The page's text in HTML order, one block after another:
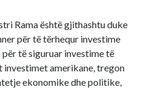
Rama është gjithashtu duke
për të tërhequr investime
për të siguruar investime të
investimet amerikane, tregon
ekonomike dhe politike,